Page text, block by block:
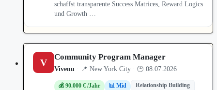
schaffst transparente Success Matrices, Reward Logics
und Growth …
V Community Program Manager
Vivenu · 📍 New York City · 🕒 08.07.2026
💰 90.000 € /Jahr 📊 Mid
Relationship Building